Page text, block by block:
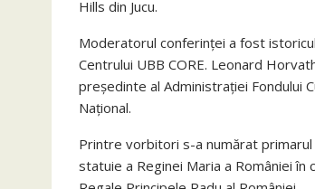
Hills din Jucu.
Moderatorul conferinței a fost
Centrului UBB CORE. Leonard
președinte al Administrației Fondului
Național.
Printre vorbitori s-a numărat primarul
statuie a Reginei Maria a României în